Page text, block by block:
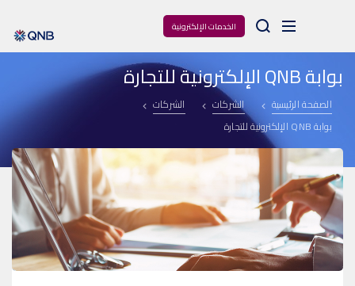
الخدمات الإلكترونية Arama
بوابة QNB الإلكترونية للتجارة
الصفحة الرئيسية الشركات
الشركات
بوابة QNB الإلكترونية للتجارة